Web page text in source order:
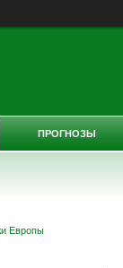
Европы
ПРОГНОЗЫ